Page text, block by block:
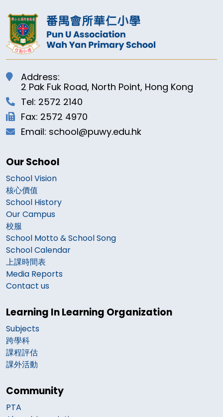
Address:
2 Pak Fuk Road, North Point, Hong Kong
Tel: 2572 2140
Fax: 2572 4970
Email: school@puwy.edu.hk
Our School
School Vision
核心價值
School History
Our Campus
校服
School Motto & School Song
School Calendar
上課時間表
Media Reports
Contact us
Learning In Learning Organization
Subjects
跨學科
課程評估
課外活動
Community
PTA